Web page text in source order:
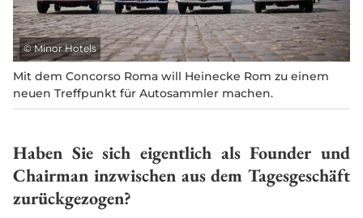
© Minor Hotels
Mit dem Concorso Roma will Heinecke Rom zu einem
neuen Treffpunkt für Autosammler machen.
Haben Sie sich eigentlich als Founder und
Chairman inzwischen aus dem Tagesgeschäft
zurückgezogen?